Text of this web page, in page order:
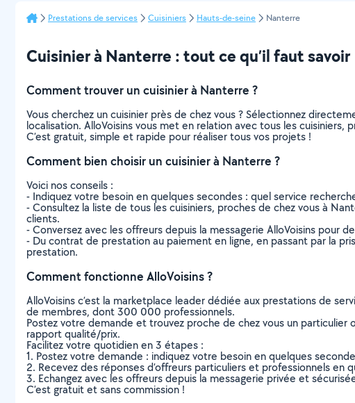
Prestations de services Cuisiniers Hauts-de-seine Nanterre
Cuisinier à Nanterre : tout ce qu’il faut savoir
Comment trouver un cuisinier à Nanterre ?
Vous cherchez un cuisinier près de chez vous ? Sélectionnez
localisation. AlloVoisins vous met en relation avec tous les
C’est gratuit, simple et rapide pour réaliser tous vos projets !
Comment bien choisir un cuisinier à Nanterre ?
Voici nos conseils :
- Indiquez votre besoin en quelques secondes : quel service
- Consultez la liste de tous les cuisiniers, proches de chez vous à
clients.
- Conversez avec les offreurs depuis la messagerie AlloVoisins pour
- Du contrat de prestation au paiement en ligne, en passant par la
prestation.
Comment fonctionne AlloVoisins ?
AlloVoisins c’est la marketplace leader dédiée aux prestations de
de membres, dont 300 000 professionnels.
Postez votre demande et trouvez proche de chez vous un
rapport qualité/prix.
Facilitez votre quotidien en 3 étapes :
1. Postez votre demande : indiquez votre besoin en quelques
2. Recevez des réponses d’offreurs particuliers et professionnels en
3. Echangez avec les offreurs depuis la messagerie privée et
C’est gratuit et sans commission !